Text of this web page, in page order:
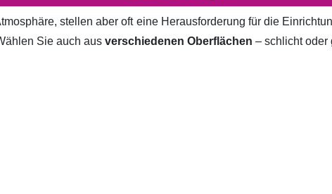
stellen aber oft eine Herausforderung für die
Sie auch aus verschiedenen Oberflächen – schlicht oder